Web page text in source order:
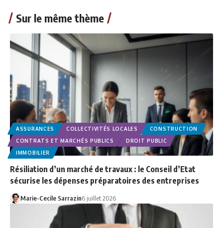
Sur le même thème
ASSURANCES COLLECTIVITÉS LOCALES
CONSTRUCTION
CONTRATS ET MARCHÉS PUBLICS
DROIT PUBLIC
IMMOBILIER
Résiliation d’un marché de travaux : le Conseil d’Etat
sécurise les dépenses préparatoires des entreprises
Marie-Cecile Sarrazin6 juillet 2026